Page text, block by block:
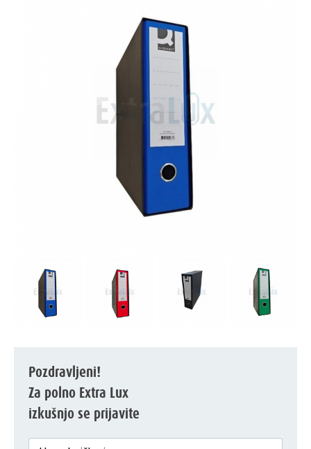
Pozdravljeni!
Za polno Extra Lux
izkušnjo se prijavite